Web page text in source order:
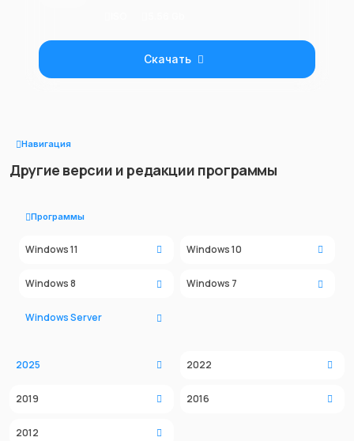
Скачать
Навигация
Другие версии и редакции программы
Программы
Windows 11 Windows 10
Windows 8 Windows 7
Windows Server
2025 2022
2019 2016
2012